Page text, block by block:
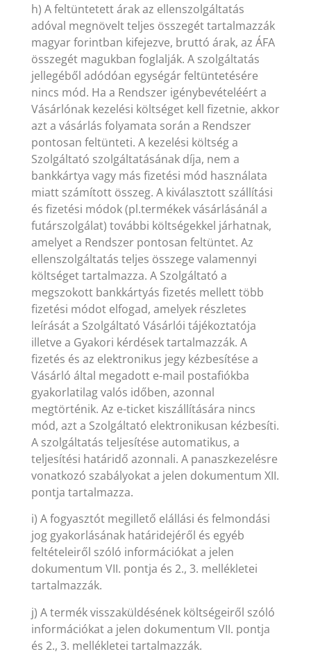
h) A feltüntetett árak az ellenszolgáltatás
adóval megnövelt teljes összegét tartalmazzák
magyar forintban kifejezve, bruttó árak, az ÁFA
összegét magukban foglalják. A szolgáltatás
jellegéből adódóan egységár feltüntetésére
nincs mód. Ha a Rendszer igénybevételéért a
Vásárlónak kezelési költséget kell fizetnie, akkor
azt a vásárlás folyamata során a Rendszer
pontosan feltünteti. A kezelési költség a
Szolgáltató szolgáltatásának díja, nem a
bankkártya vagy más fizetési mód használata
miatt számított összeg. A kiválasztott szállítási
és fizetési módok (pl.termékek vásárlásánál a
futárszolgálat) további költségekkel járhatnak,
amelyet a Rendszer pontosan feltüntet. Az
ellenszolgáltatás teljes összege valamennyi
költséget tartalmazza. A Szolgáltató a
megszokott bankkártyás fizetés mellett több
fizetési módot elfogad, amelyek részletes
leírását a Szolgáltató Vásárlói tájékoztatója
illetve a Gyakori kérdések tartalmazzák. A
fizetés és az elektronikus jegy kézbesítése a
Vásárló által megadott e-mail postafiókba
gyakorlatilag valós időben, azonnal
megtörténik. Az e-ticket kiszállítására nincs
mód, azt a Szolgáltató elektronikusan kézbesíti.
A szolgáltatás teljesítése automatikus, a
teljesítési határidő azonnali. A panaszkezelésre
vonatkozó szabályokat a jelen dokumentum XII.
pontja tartalmazza.
i) A fogyasztót megillető elállási és felmondási
jog gyakorlásának határidejéről és egyéb
feltételeiről szóló információkat a jelen
dokumentum VII. pontja és 2., 3. mellékletei
tartalmazzák.
j) A termék visszaküldésének költségeiről szóló
információkat a jelen dokumentum VII. pontja
és 2., 3. mellékletei tartalmazzák.